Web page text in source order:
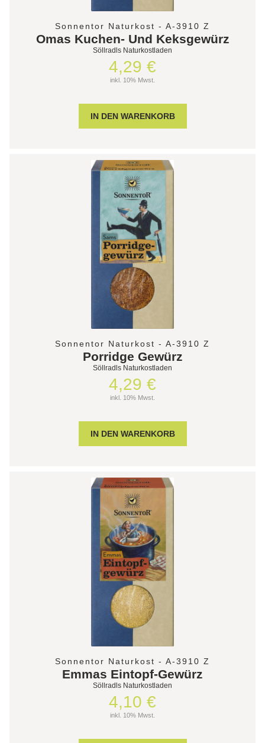
Sonnentor Naturkost - A-3910 Z
Omas Kuchen- Und Keksgewürz
Söllradls Naturkostladen
4,29 €
inkl. 10% Mwst.
Sonnentor Naturkost - A-3910 Z
Porridge Gewürz
Söllradls Naturkostladen
4,29 €
inkl. 10% Mwst.
Sonnentor Naturkost - A-3910 Z
Emmas Eintopf-Gewürz
Söllradls Naturkostladen
4,10 €
inkl. 10% Mwst.